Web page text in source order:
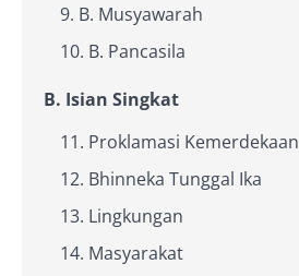
B. Musyawarah
B. Pancasila
B. Isian Singkat
Proklamasi Kemerdekaan
Bhinneka Tunggal Ika
Lingkungan
Masyarakat